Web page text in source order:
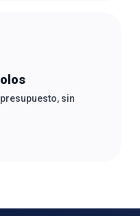
sin